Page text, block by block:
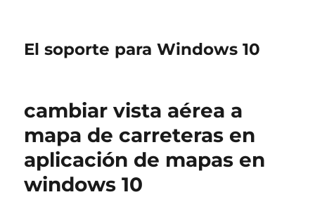
El soporte para Windows 10
cambiar vista aérea a
mapa de carreteras en
aplicación de mapas en
windows 10